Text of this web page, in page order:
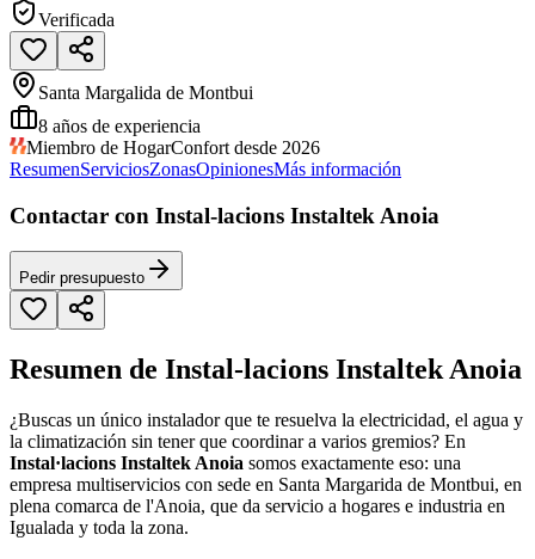
Verificada
Santa Margalida de Montbui
8 años de experiencia
Miembro de HogarConfort desde 2026
ResumenServiciosZonasOpinionesMás información
Contactar con Instal-lacions Instaltek Anoia
Pedir presupuesto
Resumen de Instal-lacions Instaltek Anoia
¿Buscas un único instalador que te resuelva la electricidad, el agua y
la climatización sin tener que coordinar a varios gremios? En
Instal·lacions Instaltek Anoia somos exactamente eso: una
empresa multiservicios con sede en Santa Margarida de Montbui, en
plena comarca de l'Anoia, que da servicio a hogares e industria en
Igualada y toda la zona.